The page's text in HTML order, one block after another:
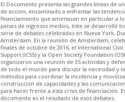
El Documento presenta las grandes líneas de
de acción, encaminado a enfrentar las
financiamiento que amenazan en particular a
países de ingresos medios, éste se desarrolló
serie de debates celebrados en Nueva York,
Amsterdam. En la reunión de Amsterdam,
finales de octubre de 2016, el International Civil
Support (ICSS) y la Open Society Foundation
organizaron una reunión de 35 activistas y
de todo el mundo para discutir la necesidad y
métodos para coordinar la incidencia y
construcción de capacidades y las
para hacer frente a esta crisis de financiación.
documento es el resultado de esos debates.